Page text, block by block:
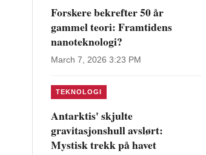
Forskere bekrefter 50 år
gammel teori: Framtidens
nanoteknologi?
March 7, 2026 3:23 PM
TEKNOLOGI
Antarktis' skjulte
gravitasjonshull avslørt:
Mystisk trekk på havet